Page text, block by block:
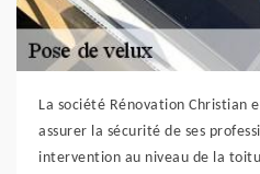
La société Rénovation Christian
assurer la sécurité de ses
intervention au niveau de la